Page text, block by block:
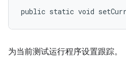
public static void
为当前测试运行程序设置跟踪。